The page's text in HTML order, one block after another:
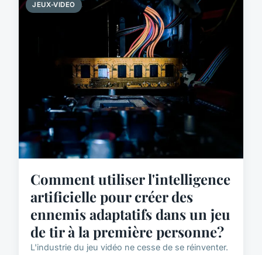
JEUX-VIDEO
Comment utiliser l'intelligence
artificielle pour créer des
ennemis adaptatifs dans un jeu
de tir à la première personne?
L'industrie du jeu vidéo ne cesse de se réinventer.